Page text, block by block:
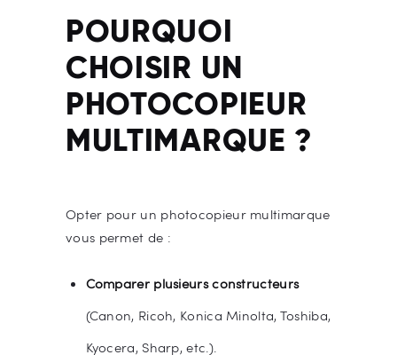
POURQUOI
CHOISIR UN
PHOTOCOPIEUR
MULTIMARQUE ?
Opter pour un photocopieur multimarque
vous permet de :
Comparer plusieurs constructeurs
(Canon, Ricoh, Konica Minolta, Toshiba,
Kyocera, Sharp, etc.).